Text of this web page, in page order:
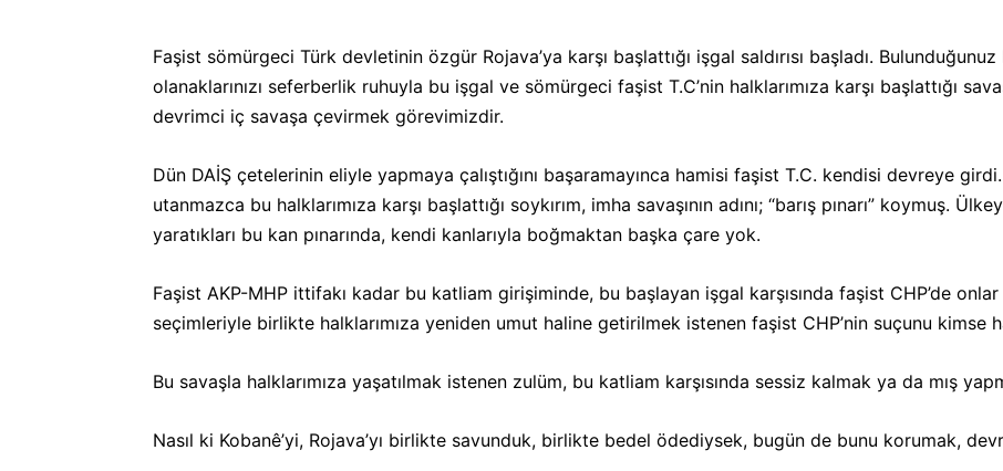
☭
Faşist sömürgeci Türk devletinin özgür Rojava’ya karşı başlattığı işgal saldırısı başladı.
olanaklarınızı seferberlik ruhuyla bu işgal ve sömürgeci faşist T.C’nin halklarımıza karşı başlattığı
devrimci iç savaşa çevirmek görevimizdir.
Dün DAİŞ çetelerinin eliyle yapmaya çalıştığını başaramayınca hamisi faşist T.C. kendisi devreye
utanmazca bu halklarımıza karşı başlattığı soykırım, imha savaşının adını; “barış pınarı” koymuş.
yaratıkları bu kan pınarında, kendi kanlarıyla boğmaktan başka çare yok.
Faşist AKP-MHP ittifakı kadar bu katliam girişiminde, bu başlayan işgal karşısında faşist CHP’de
seçimleriyle birlikte halklarımıza yeniden umut haline getirilmek istenen faşist CHP’nin suçunu kimse
Bu savaşla halklarımıza yaşatılmak istenen zulüm, bu katliam karşısında sessiz kalmak ya da mış
Nasıl ki Kobanê’yi, Rojava’yı birlikte savunduk, birlikte bedel ödediysek, bugün de bunu korumak,